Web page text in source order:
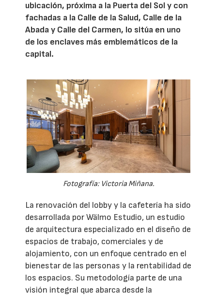
ubicación, próxima a la Puerta del Sol y con
fachadas a la Calle de la Salud, Calle de la
Abada y Calle del Carmen, lo sitúa en uno
de los enclaves más emblemáticos de la
capital.
Fotografía: Victoria Miñana.
La renovación del lobby y la cafetería ha sido
desarrollada por Wälmo Estudio, un estudio
de arquitectura especializado en el diseño de
espacios de trabajo, comerciales y de
alojamiento, con un enfoque centrado en el
bienestar de las personas y la rentabilidad de
los espacios. Su metodología parte de una
visión integral que abarca desde la